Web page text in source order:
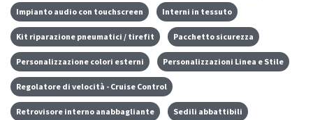
Impianto audio con touchscreen Interni in tessuto
Kit riparazione pneumatici / tirefit Pacchetto sicurezza
Personalizzazione colori esterni Personalizzazioni Linea e Stile
Regolatore di velocità - Cruise Control
Retrovisore interno anabbagliante Sedili abbattibili